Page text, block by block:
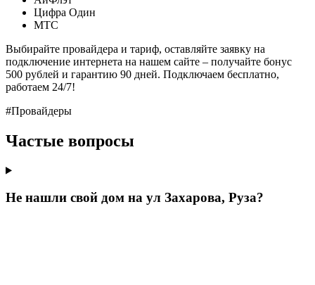
Цифра Один
МТС
Выбирайте провайдера и тариф, оставляйте заявку на
подключение интернета на нашем сайте – получайте бонус
500 рублей и гарантию 90 дней. Подключаем бесплатно,
работаем 24/7!
#Провайдеры
Частые вопросы
Не нашли свой дом на ул Захарова, Руза?